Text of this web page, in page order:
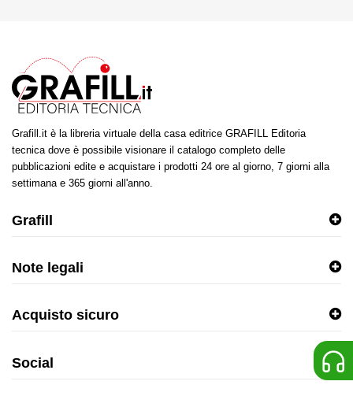
Grafill.it è la libreria virtuale della casa editrice GRAFILL Editoria
tecnica dove è possibile visionare il catalogo completo delle
pubblicazioni edite e acquistare i prodotti 24 ore al giorno, 7 giorni alla
settimana e 365 giorni all'anno.
Grafill
Note legali
Acquisto sicuro
Social